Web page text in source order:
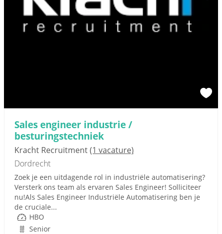
Sales engineer industrie /
besturingstechniek
Kracht Recruitment(1 vacature)
Dordrecht
Zoek je een uitdagende rol in industriële automatisering?
Versterk ons team als ervaren Sales Engineer! Solliciteer
nu!Als Sales Engineer Industriële Automatisering ben je
de cruciale...
HBO
Senior